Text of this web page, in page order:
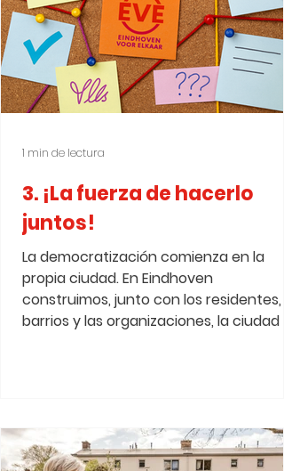
3. ¡La fuerza de hacerlo
juntos!
La democratización comienza en la
propia ciudad. En Eindhoven
construimos, junto con los residentes,
barrios y las organizaciones, la ciudad
a las personas desde el principio en los
planes, fortalecemos el apoyo, la
1 min de lectura